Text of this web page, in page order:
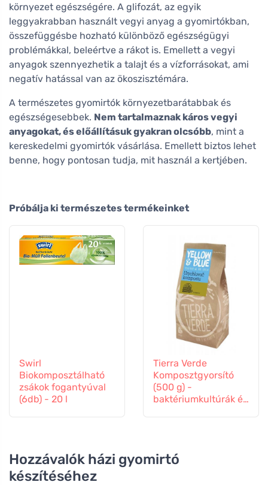
környezet egészségére. A glifozát, az egyik
leggyakrabban használt vegyi anyag a gyomirtókban,
összefüggésbe hozható különböző egészségügyi
problémákkal, beleértve a rákot is. Emellett a vegyi
anyagok szennyezhetik a talajt és a vízforrásokat, ami
negatív hatással van az ökoszisztémára.
A természetes gyomirtók környezetbarátabbak és
egészségesebbek. Nem tartalmaznak káros vegyi
anyagokat, és előállításuk gyakran olcsóbb, mint a
kereskedelmi gyomirtók vásárlása. Emellett biztos lehet
benne, hogy pontosan tudja, mit használ a kertjében.
Próbálja ki természetes termékeinket
Swirl
Biokomposztálható
zsákok fogantyúval
(6db) - 20 l
Tierra Verde
Komposztgyorsító
(500 g) -
baktériumkultúrák és
Hozzávalók házi gyomirtó
készítéséhez